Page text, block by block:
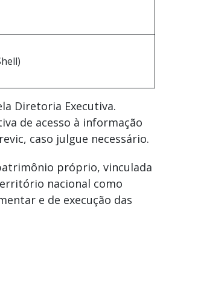
Diretoria Executiva.
de acesso à informação
caso julgue necessário.
próprio, vinculada
nacional como
e de execução das